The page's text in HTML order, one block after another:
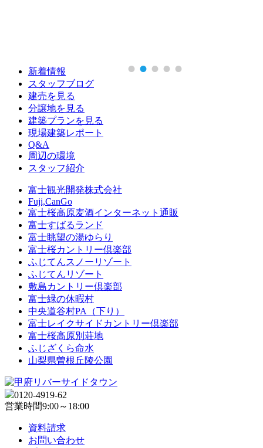
新着情報
スタッフブログ
建売を見る
分譲地を見る
建築プランを見る
現場建築レポート
Q&A
周辺の環境
スタッフ紹介
富士観光開発株式会社
Fuji,CanGo
富士桜高原麦酒インターネット通販
富士すばるランド
富士眺望の湯ゆらり
富士桜カントリー倶楽部
ふじてんスノーリゾート
ふじてんリゾート
敷島カントリー倶楽部
富士緑の休暇村
中央道谷村PA（下り）
富士レイクサイドカントリー倶楽部
富士桜高原別荘地
ふじざくら命水
山梨県曽根丘陵公園
0120-4919-62
営業時間9:00～18:00
資料請求
お問い合わせ